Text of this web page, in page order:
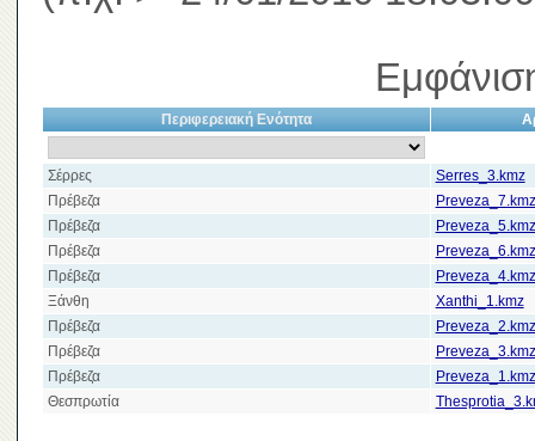
Περιφερειακή Ενότητα
Σέρρες
Serres_3.kmz
Πρέβεζα
Preveza_7.kmz
Πρέβεζα
Preveza_5.kmz
Πρέβεζα
Preveza_6.kmz
Πρέβεζα
Preveza_4.kmz
Ξάνθη
Xanthi_1.kmz
Πρέβεζα
Preveza_2.kmz
Πρέβεζα
Preveza_3.kmz
Πρέβεζα
Preveza_1.kmz
Θεσπρωτία